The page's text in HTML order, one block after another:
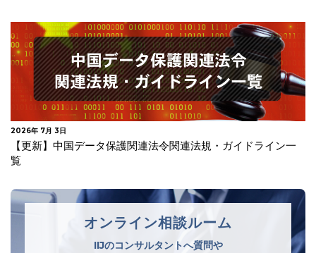
2026年 3月 3日
中国 インターネット空間における取締りを強化
オンライン相談ルーム
IIJのコンサルタントへ質問や